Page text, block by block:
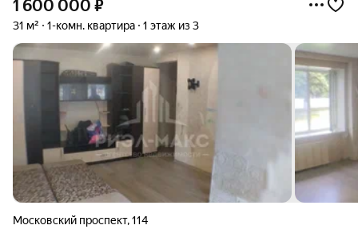
1 600 000 ₽
31 м² 1-комн. квартира 1 этаж из 3
Московский проспект,114